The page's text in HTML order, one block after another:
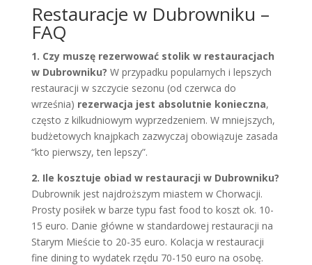
Restauracje w Dubrowniku –
FAQ
1. Czy muszę rezerwować stolik w restauracjach
w Dubrowniku? W przypadku popularnych i lepszych
restauracji w szczycie sezonu (od czerwca do
września) rezerwacja jest absolutnie konieczna,
często z kilkudniowym wyprzedzeniem. W mniejszych,
budżetowych knajpkach zazwyczaj obowiązuje zasada
“kto pierwszy, ten lepszy”.
2. Ile kosztuje obiad w restauracji w Dubrowniku?
Dubrownik jest najdroższym miastem w Chorwacji.
Prosty posiłek w barze typu fast food to koszt ok. 10-
15 euro. Danie główne w standardowej restauracji na
Starym Mieście to 20-35 euro. Kolacja w restauracji
fine dining to wydatek rzędu 70-150 euro na osobę.